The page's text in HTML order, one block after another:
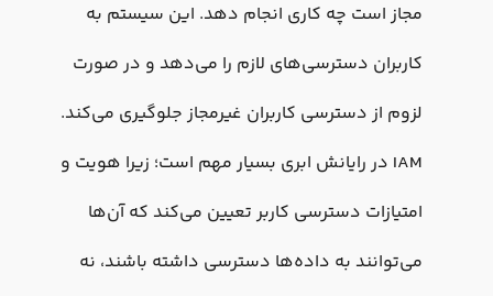
مجاز است چه کاری انجام دهد. این سیستم به
کاربران دسترسی‌های لازم را می‌دهد و در صورت
لزوم از دسترسی کاربران غیرمجاز جلوگیری می‌کند.
IAM در رایانش ابری بسیار مهم است؛ زیرا هویت و
امتیازات دسترسی کاربر تعیین می‌کند که آن‌ها
می‌توانند به داده‌ها دسترسی داشته باشند، نه